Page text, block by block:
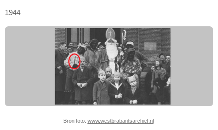
1944
Bron foto: www.westbrabantsarchief.nl